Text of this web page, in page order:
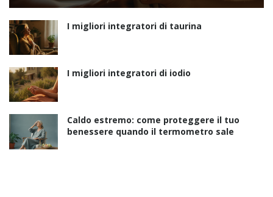
I migliori integratori di taurina
I migliori integratori di iodio
Caldo estremo: come proteggere il tuo
benessere quando il termometro sale